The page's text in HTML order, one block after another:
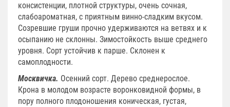
консистенции, плотной структуры, очень сочная,
слабоароматная, с приятным винно-сладким вкусом.
Созревшие груши прочно удерживаются на ветвях и к
осыпанию не склонны. Зимостойкость выше среднего
уровня. Сорт устойчив к парше. Склонен к
самоплодности.
Москвичка. Осенний сорт. Дерево среднерослое.
Крона в молодом возрасте воронковидной формы, в
пору полного плодоношения коническая, густая,